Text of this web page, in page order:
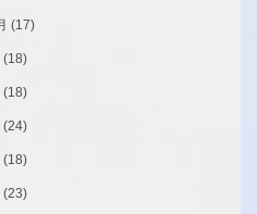
(17)
(18)
(18)
(24)
(18)
(23)